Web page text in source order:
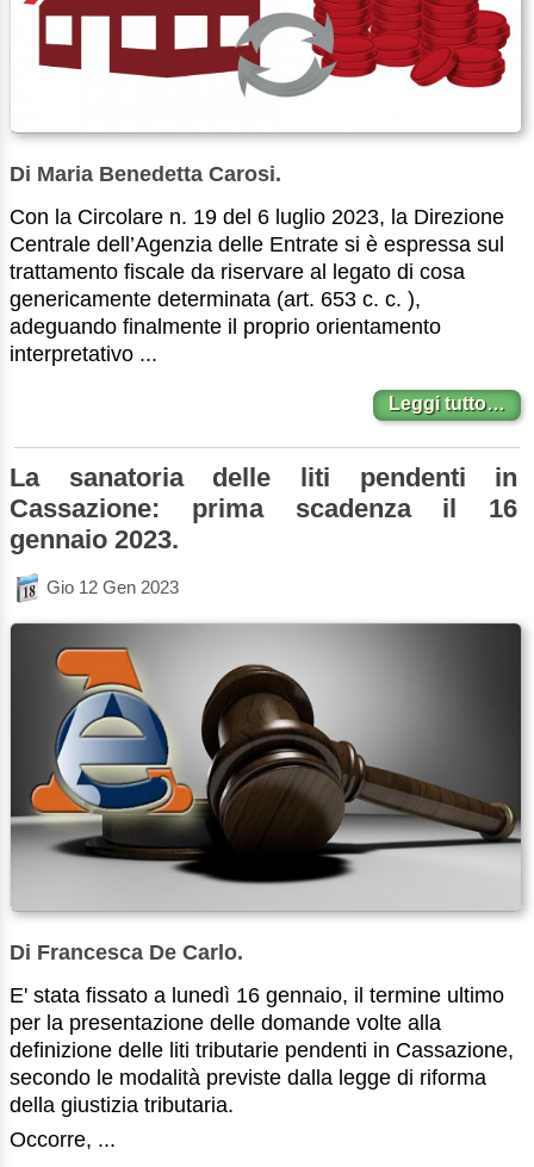
Di Maria Benedetta Carosi.
Con la Circolare n. 19 del 6 luglio 2023, la Direzione
Centrale dell’Agenzia delle Entrate si è espressa sul
trattamento fiscale da riservare al legato di cosa
genericamente determinata (art. 653 c. c. ),
adeguando finalmente il proprio orientamento
interpretativo ...
Leggi tutto…
La sanatoria delle liti pendenti in
Cassazione: prima scadenza il 16
gennaio 2023.
Gio 12 Gen 2023
Di Francesca De Carlo.
E' stata fissato a lunedì 16 gennaio, il termine ultimo
per la presentazione delle domande volte alla
definizione delle liti tributarie pendenti in Cassazione,
secondo le modalità previste dalla legge di riforma
della giustizia tributaria.
Occorre, ...